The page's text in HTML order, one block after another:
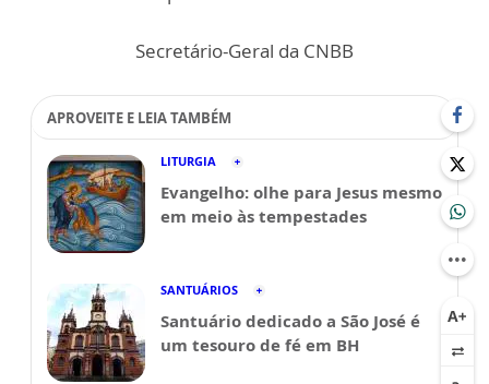
Secretário-Geral da CNBB
APROVEITE E LEIA TAMBÉM
LITURGIA
Evangelho: olhe para Jesus mesmo
em meio às tempestades
SANTUÁRIOS
Santuário dedicado a São José é
um tesouro de fé em BH